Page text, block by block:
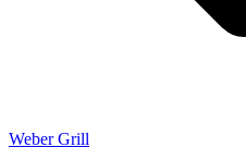
Weber Grill